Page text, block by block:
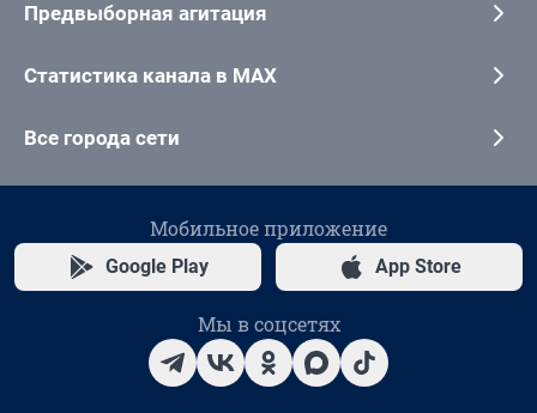
Предвыборная агитация
Статистика канала в MAX
Все города сети
Мобильное приложение
Google Play App Store
Мы в соцсетях